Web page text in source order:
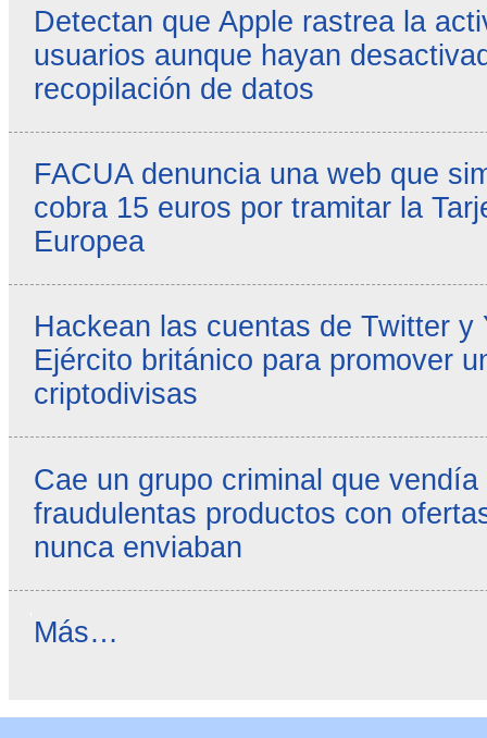
Detectan que Apple rastrea la
usuarios aunque hayan
recopilación de datos
FACUA denuncia una web que
cobra 15 euros por tramitar la
Europea
Hackean las cuentas de Twitter y
Ejército británico para promover
criptodivisas
Cae un grupo criminal que
fraudulentas productos con
nunca enviaban
Reseñas
Más…